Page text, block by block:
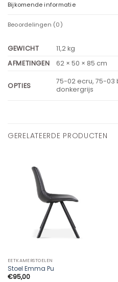
Bijkomende informatie
Beoordelingen (0)
GEWICHT
11,2 kg
AFMETINGEN
62 × 50 × 85 cm
OPTIES
75-02 ecru, 75-03
donkergrijs
GERELATEERDE PRODUCTEN
EETKAMERSTOELEN
Stoel Emma Pu
€95,00